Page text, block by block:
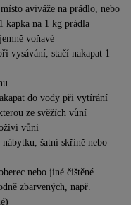
aviváže na prádlo, nebo
kapka na 1 kg prádla
voňavé
vysávání, stačí nakapat 1
do vody při vytírání
ze svěžích vůní
vůni
šatní skříně nebo
nebo jiné čištěné
zbarvených, např.